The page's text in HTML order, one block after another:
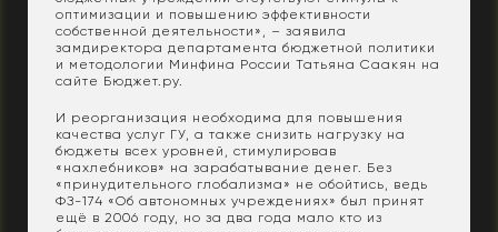
оптимизации и повышению эффективности
собственной деятельности», – заявила
замдиректора департамента бюджетной политики
и методологии Минфина России Татьяна Саакян на
сайте Бюджет.ру.
И реорганизация необходима для повышения
качества услуг ГУ, а также снизить нагрузку на
бюджеты всех уровней, стимулировав
«нахлебников» на зарабатывание денег. Без
«принудительного глобализма» не обойтись, ведь
ФЗ-174 «Об автономных учреждениях» был принят
ещё в 2006 году, но за два года мало кто из